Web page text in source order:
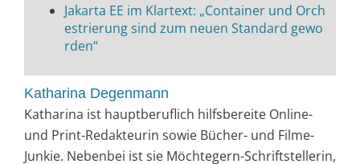
Jakarta EE im Klartext: „Container und Orch
estrierung sind zum neuen Standard gewo
rden“
Katharina Degenmann
Katharina ist hauptberuflich hilfsbereite Online-
und Print-Redakteurin sowie Bücher- und Filme-
Junkie. Nebenbei ist sie Möchtegern-Schriftstellerin,